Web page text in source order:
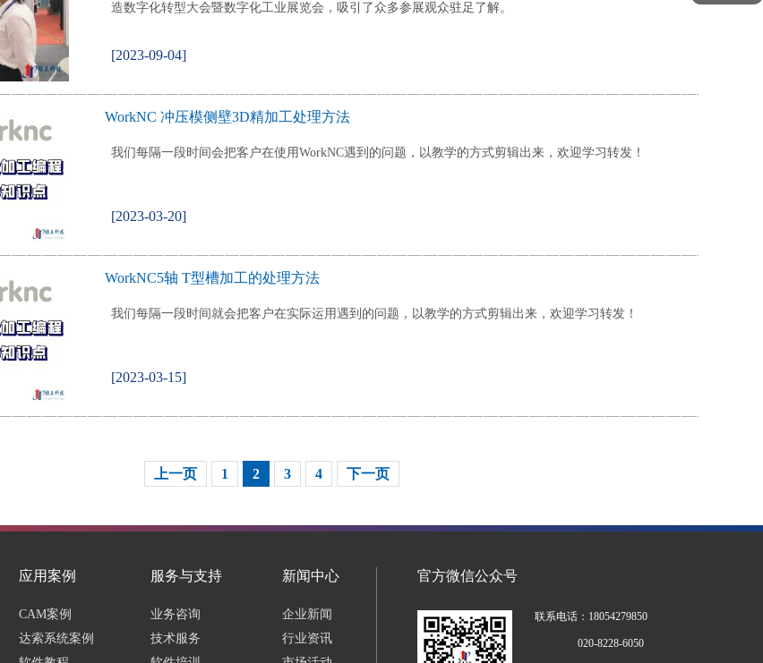
造数字化转型大会暨数字化工业展览会，吸引了众多参展观众驻足了解。
[2023-09-04]
WorkNC 冲压模侧壁3D精加工处理方法
我们每隔一段时间会把客户在使用WorkNC遇到的问题，以教学的方式剪辑出来，欢迎学习转发！
[2023-03-20]
WorkNC5轴 T型槽加工的处理方法
我们每隔一段时间就会把客户在实际运用遇到的问题，以教学的方式剪辑出来，欢迎学习转发！
[2023-03-15]
上一页 1 2 3 4 下一页
应用案例
CAM案例
达索系统案例
服务与支持
业务咨询
技术服务
新闻中心
企业新闻
行业资讯
官方微信公众号
联系电话：18054279850
020-8228-6050